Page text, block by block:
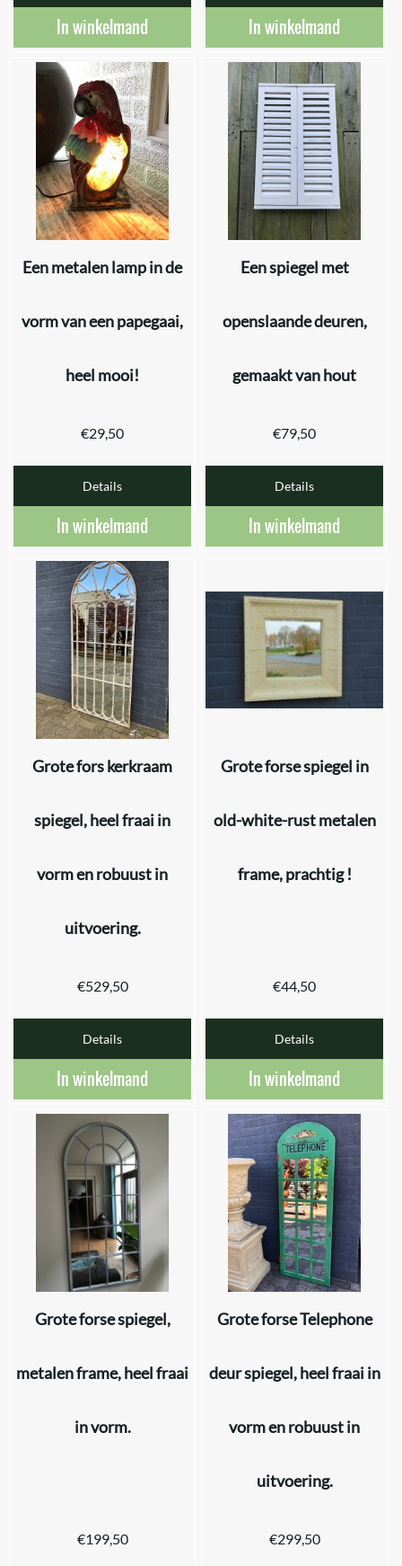
In winkelmand In winkelmand
Een metalen lamp in de
vorm van een papegaai,
heel mooi!
€29,50
Details
In winkelmand
Een spiegel met
openslaande deuren,
gemaakt van hout
€79,50
Details
In winkelmand
Grote fors kerkraam
spiegel, heel fraai in
vorm en robuust in
uitvoering.
€529,50
Details
In winkelmand
Grote forse spiegel in
old-white-rust metalen
frame, prachtig !
€44,50
Details
In winkelmand
Grote forse spiegel,
metalen frame, heel fraai
in vorm.
€199,50
Grote forse Telephone
deur spiegel, heel fraai in
vorm en robuust in
uitvoering.
€299,50